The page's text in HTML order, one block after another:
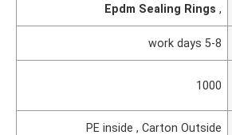
,
Epdm Sealing Rings
5-8 work days
1000
PE inside , Carton Outside